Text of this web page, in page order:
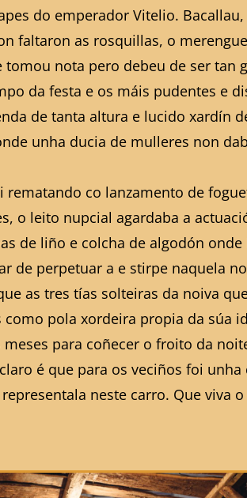
do emperador Vitelio.
faltaron as rosquillas, o
nota pero debeu de ser tan
da festa e os máis pudentes e
de tanta altura e lucido xardín
unha ducia de mulleres non
rematando co lanzamento de
o leito nupcial agardaba a
de liño e colcha de algodón
de perpetuar a e stirpe naquela
as tres tías solteiras da noiva
pola xordeira propia da súa
para coñecer o froito da
é que para os veciños foi
neste carro. Que viva o